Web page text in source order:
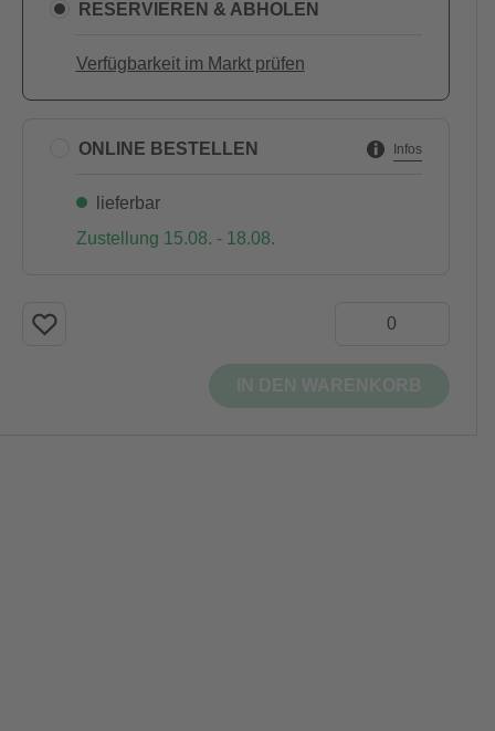
RESERVIEREN & ABHOLEN
Verfügbarkeit im Markt prüfen
ONLINE BESTELLEN Infos
lieferbar
Zustellung 15.08. - 18.08.